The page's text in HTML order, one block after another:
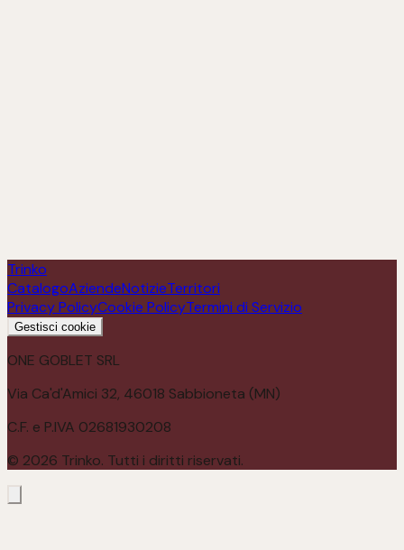
Trinko
CatalogoAziendeNotizieTerritori
Privacy PolicyCookie PolicyTermini di Servizio
Gestisci cookie
ONE GOBLET SRL
Via Ca'd'Amici 32, 46018 Sabbioneta (MN)
C.F. e P.IVA 02681930208
© 2026 Trinko. Tutti i diritti riservati.